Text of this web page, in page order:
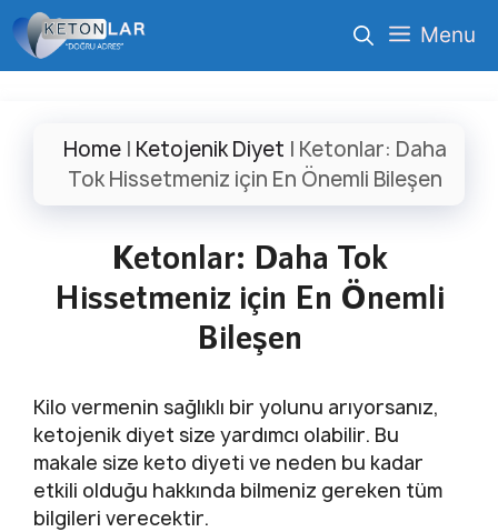
İçeriğe
atla
Menu
Home| Ketojenik Diyet | Ketonlar: Daha
Tok Hissetmeniz için En Önemli Bileşen
Ketonlar: Daha Tok
Hissetmeniz için En Önemli
Bileşen
Kilo vermenin sağlıklı bir yolunu arıyorsanız,
ketojenik diyet size yardımcı olabilir. Bu
makale size keto diyeti ve neden bu kadar
etkili olduğu hakkında bilmeniz gereken tüm
bilgileri verecektir.